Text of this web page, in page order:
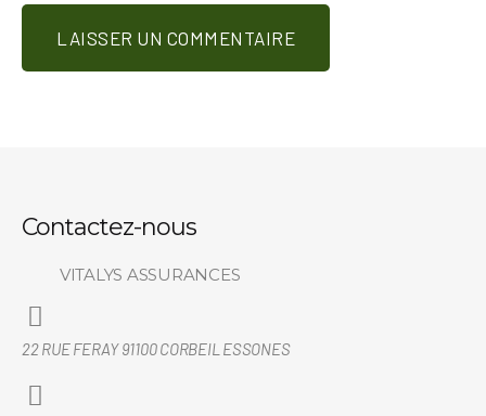
Contactez-nous
VITALYS ASSURANCES
22 RUE FERAY 91100 CORBEIL ESSONES